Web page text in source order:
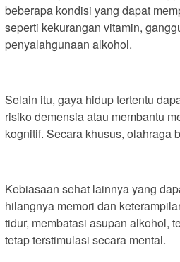
beberapa kondisi yang dapat
seperti kekurangan vitamin,
penyalahgunaan alkohol.
Selain itu, gaya hidup tertentu
risiko demensia atau membantu
kognitif. Secara khusus, olahraga
Kebiasaan sehat lainnya yang
hilangnya memori dan
tidur, membatasi asupan alkohol,
tetap terstimulasi secara mental.